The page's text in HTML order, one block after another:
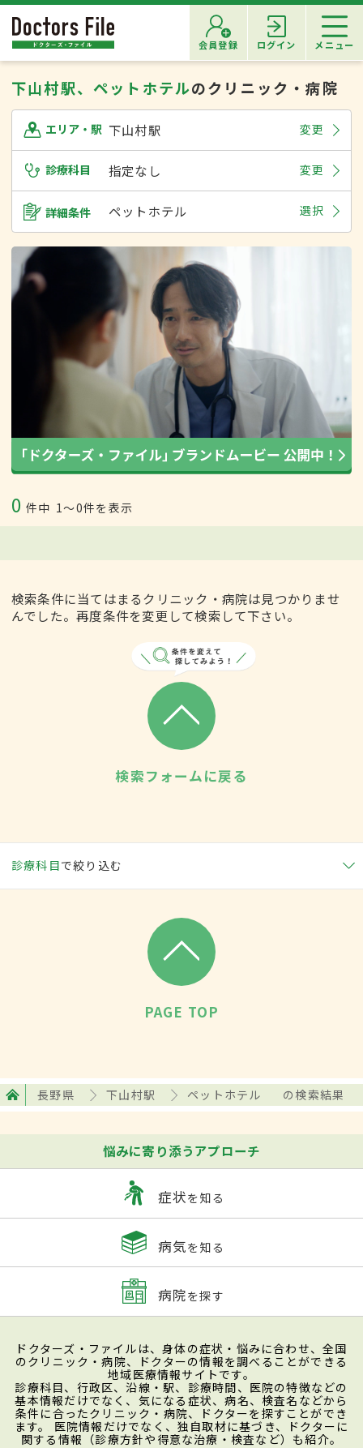
会員登録 ログイン メニュー
下山村駅、ペットホテルのクリニック・病院
エリア・駅 下山村駅 変更
診療科目 指定なし 変更
詳細条件 ペットホテル 選択
0 件中 1〜0件を表示
検索条件に当てはまるクリニック・病院は見つかりませ
んでした。再度条件を変更して検索して下さい。
検索フォームに戻る
診療科目で絞り込む
PAGE TOP
長野県 下山村駅 ペットホテル の検索結果
悩みに寄り添うアプローチ
症状を知る
病気を知る
病院を探す
ドクターズ・ファイルは、身体の症状・悩みに合わせ、全国
のクリニック・病院、ドクターの情報を調べることができる
地域医療情報サイトです。
診療科目、行政区、沿線・駅、診療時間、医院の特徴などの
基本情報だけでなく、気になる症状、病名、検査名などから
条件に合ったクリニック・病院、ドクターを探すことができ
ます。 医院情報だけでなく、独自取材に基づき、ドクターに
関する情報（診療方針や得意な治療・検査など）も紹介。